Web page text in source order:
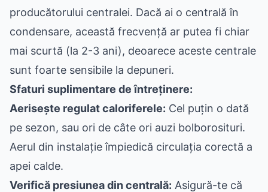
producătorului centralei. Dacă ai o centrală în
condensare, această frecvență ar putea fi chiar
mai scurtă (la 2-3 ani), deoarece aceste centrale
sunt foarte sensibile la depuneri.
Sfaturi suplimentare de întreținere:
Aerisește regulat caloriferele: Cel puțin o dată
pe sezon, sau ori de câte ori auzi bolborosituri.
Aerul din instalație împiedică circulația corectă a
apei calde.
Verifică presiunea din centrală: Asigură-te că